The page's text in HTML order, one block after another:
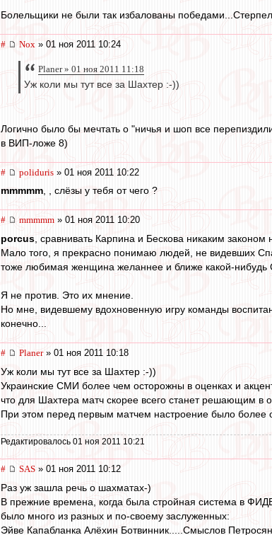
Болельщики не были так избалованы
# Nox » 01 ноя 2011 10:24
Planer » 01 ноя 2011 11:18
Уж коли мы тут все за Шахтер :-))
Логично было бы мечтать о "ничья и шоп все
в ВИП-ложе 8)
# poliduris » 01 ноя 2011 10:22
mmmmm, , слёзы у тебя от чего ?
# mmmmm » 01 ноя 2011 10:20
porcus , сравнивать Карпина и Бескова никаким
Мало того, я прекрасно понимаю людей, не видевших
тоже любимая женщина желаннее и ближе какой-нибудь
Я не против. Это их мнение.
Но мне, видевшему вдохновенную игру команды
конечно...
# Planer» 01 ноя 2011 10:18
Уж коли мы тут все за Шахтер :-))
Украинские СМИ более чем осторожны в оценках и
что для Шахтера матч скорее всего станет решающим в
При этом перед первым матчем настроение было более
Редактировалось 01 ноя 2011 10:21
# SAS » 01 ноя 2011 10:12
Раз уж зашла речь о шахматах-)
В прежние времена, когда была стройная система в
было много из разных и по-своему заслуженных:
Эйве Капабланка Алёхин Ботвинник.....Смыслов